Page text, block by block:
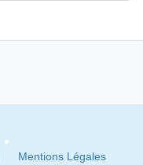
Mentions Légales